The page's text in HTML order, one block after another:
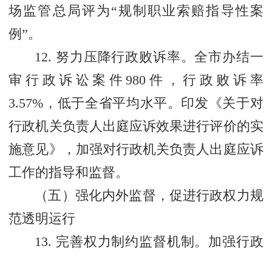
场监管总局评为“规制职业索赔指导性案
例”。
12. 努力压降行政败诉率。全市办结一
审行政诉讼案件980件，行政败诉率
3.57%，低于全省平均水平。印发《关于对
行政机关负责人出庭应诉效果进行评价的实
施意见》，加强对行政机关负责人出庭应诉
工作的指导和监督。
（五）强化内外监督，促进行政权力规
范透明运行
13. 完善权力制约监督机制。加强行政